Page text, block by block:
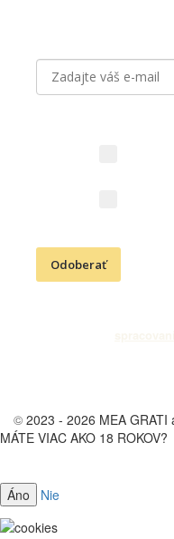
Odoberať
© 2023 - 2026 MEA
MÁTE VIAC AKO 18 ROKOV?
Nie